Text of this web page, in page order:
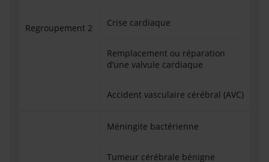
Regroupement 2 Crise cardiaque
Remplacement ou réparation
d’une valvule cardiaque
Accident vasculaire cérébral (AVC)
Méningite bactérienne
Tumeur cérébrale bénigne